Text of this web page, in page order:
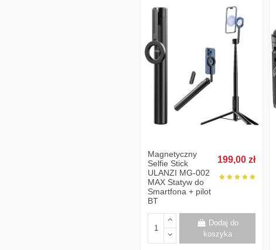
Magnetyczny
Selfie Stick
ULANZI MG-002
MAX Statyw do
Smartfona + pilot
BT
199,00 zł
Dodaj do
koszyka